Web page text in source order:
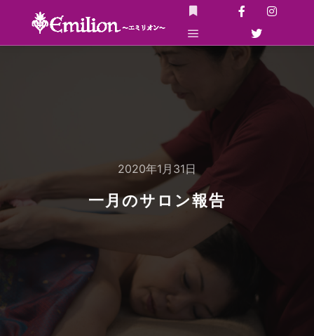
詳細
メインメニュー
2020年1月31日
一月のサロン報告